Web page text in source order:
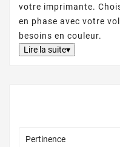
votre imprimante.
en phase avec votre
besoins en couleur.
Lire la suite▾
Pertinence